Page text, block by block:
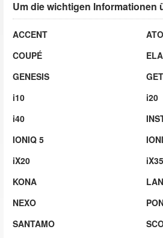
Um die wichtigen Informationen
ACCENT
COUPÉ
GENESIS
i10
i20
i40
IONIQ 5
iX20
iX35
KONA
NEXO
SANTAMO